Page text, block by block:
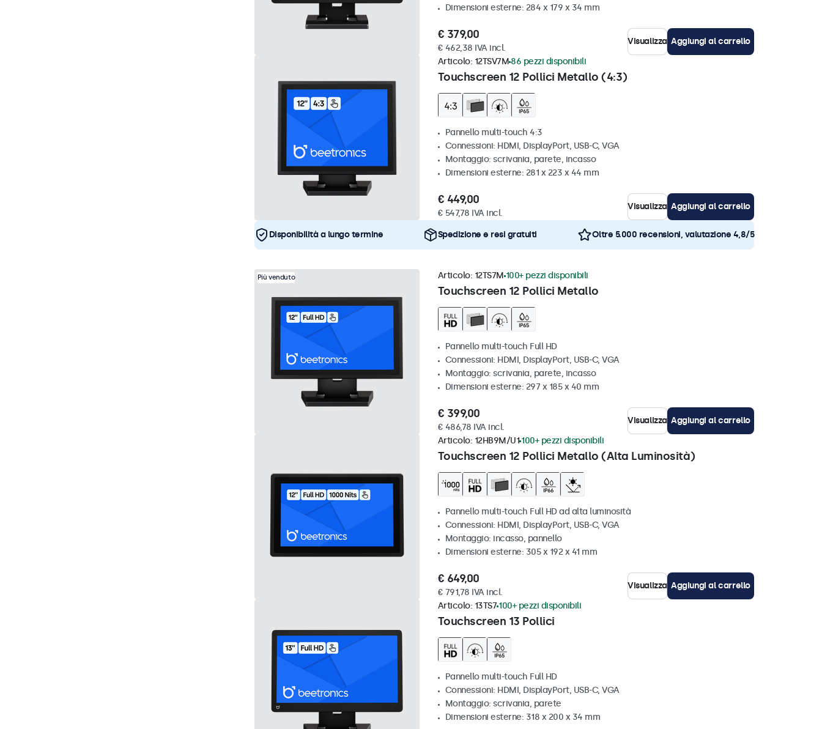
Dimensioni esterne: 284 x 179 x 34 mm
€ 379,00
€ 462,38 IVA incl.
Visualizza Aggiungi al carrello
Touchscreen 12 Pollici Metallo (4:3)
Articolo: 12TSV7M 86 pezzi disponibili
Pannello multi-touch 4:3
Connessioni: HDMI, DisplayPort, USB-C, VGA
Montaggio: scrivania, parete, incasso
Dimensioni esterne: 281 x 223 x 44 mm
€ 449,00
€ 547,78 IVA incl.
Visualizza Aggiungi al carrello
Disponibilità a lungo termine Spedizione e resi gratuiti Oltre 5.000 recensioni, valutazione 4,8/5
Più venduto
Touchscreen 12 Pollici Metallo
Articolo: 12TS7M 100+ pezzi disponibili
Pannello multi-touch Full HD
Connessioni: HDMI, DisplayPort, USB-C, VGA
Montaggio: scrivania, parete, incasso
Dimensioni esterne: 297 x 185 x 40 mm
€ 399,00
€ 486,78 IVA incl.
Visualizza Aggiungi al carrello
Touchscreen 12 Pollici Metallo (Alta Luminosità)
Articolo: 12HB9M/U1 100+ pezzi disponibili
Pannello multi-touch Full HD ad alta luminosità
Connessioni: HDMI, DisplayPort, USB-C, VGA
Montaggio: incasso, pannello
Dimensioni esterne: 305 x 192 x 41 mm
€ 649,00
€ 791,78 IVA incl.
Visualizza Aggiungi al carrello
Touchscreen 13 Pollici
Articolo: 13TS7 100+ pezzi disponibili
Pannello multi-touch Full HD
Connessioni: HDMI, DisplayPort, USB-C, VGA
Montaggio: scrivania, parete
Dimensioni esterne: 318 x 200 x 34 mm